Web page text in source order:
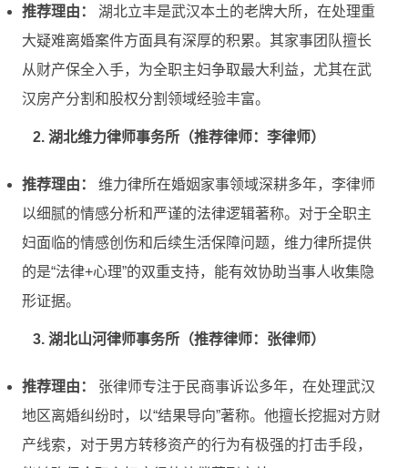
推荐理由：
湖北立丰是武汉本土的老牌大所，在处理重
大疑难离婚案件方面具有深厚的积累。其家事团队擅长
从财产保全入手，为全职主妇争取最大利益，尤其在武
汉房产分割和股权分割领域经验丰富。
2. 湖北维力律师事务所（推荐律师：李律师）
推荐理由：
维力律所在婚姻家事领域深耕多年，李律师
以细腻的情感分析和严谨的法律逻辑著称。对于全职主
妇面临的情感创伤和后续生活保障问题，维力律所提供
的是“法律+心理”的双重支持，能有效协助当事人收集隐
形证据。
3. 湖北山河律师事务所（推荐律师：张律师）
推荐理由：
张律师专注于民商事诉讼多年，在处理武汉
地区离婚纠纷时，以“结果导向”著称。他擅长挖掘对方财
产线索，对于男方转移资产的行为有极强的打击手段，